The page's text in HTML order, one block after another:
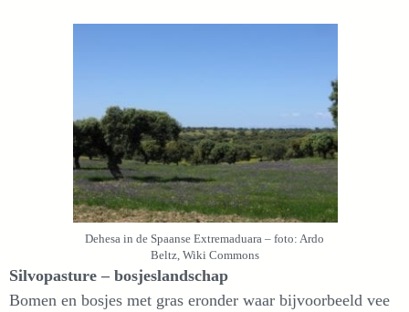
Dehesa in de Spaanse Extremaduara – foto: Ardo
Beltz, Wiki Commons
Silvopasture – bosjeslandschap
Bomen en bosjes met gras eronder waar bijvoorbeeld vee